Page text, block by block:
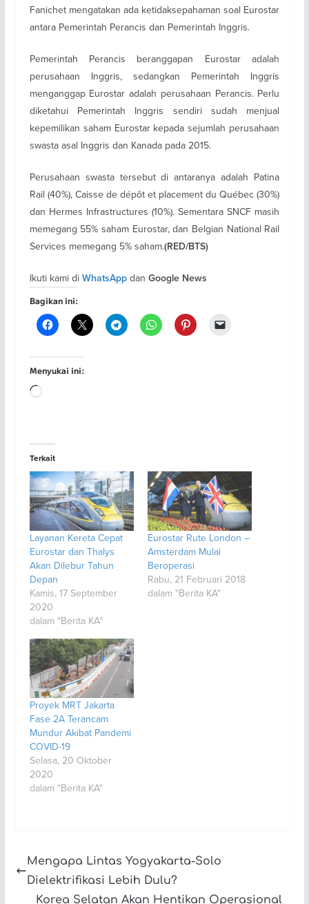
Fanichet mengatakan ada ketidaksepahaman soal Eurostar
antara Pemerintah Perancis dan Pemerintah Inggris.
Pemerintah Perancis beranggapan Eurostar adalah
perusahaan Inggris, sedangkan Pemerintah Inggris
menganggap Eurostar adalah perusahaan Perancis. Perlu
diketahui Pemerintah Inggris sendiri sudah menjual
kepemilikan saham Eurostar kepada sejumlah perusahaan
swasta asal Inggris dan Kanada pada 2015.
Perusahaan swasta tersebut di antaranya adalah Patina
Rail (40%), Caisse de dépôt et placement du Québec (30%)
dan Hermes Infrastructures (10%). Sementara SNCF masih
memegang 55% saham Eurostar, dan Belgian National Rail
Services memegang 5% saham.(RED/BTS)
Ikuti kami di WhatsAppdan Google News
Bagikan ini:
Menyukai ini:
Memuat...
Terkait
Layanan Kereta Cepat
Eurostar dan Thalys
Akan Dilebur Tahun
Depan
Kamis, 17 September
2020
dalam "Berita KA"
Eurostar Rute London –
Amsterdam Mulai
Beroperasi
Rabu, 21 Februari 2018
dalam "Berita KA"
Proyek MRT Jakarta
Fase 2A Terancam
Mundur Akibat Pandemi
COVID-19
Selasa, 20 Oktober
2020
dalam "Berita KA"
Mengapa Lintas Yogyakarta-Solo
Dielektrifikasi Lebih Dulu?
Korea Selatan Akan Hentikan Operasional